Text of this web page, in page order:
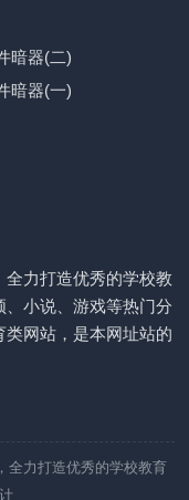
暗器(二)
暗器(一)
力打造优秀的学校教
小说、游戏等热门分
网站，是本网址站的
全力打造优秀的学校教育